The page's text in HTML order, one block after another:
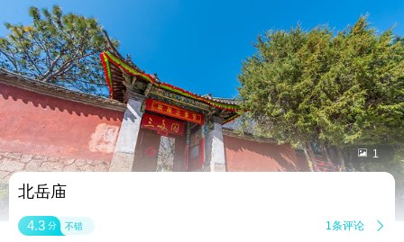
 1
北岳庙
4.3 分 不错 1条评论 
